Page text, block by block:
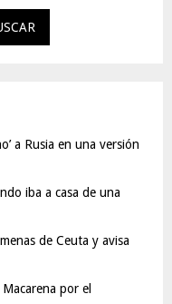
a Rusia en una versión
iba a casa de una
de Ceuta y avisa
por el